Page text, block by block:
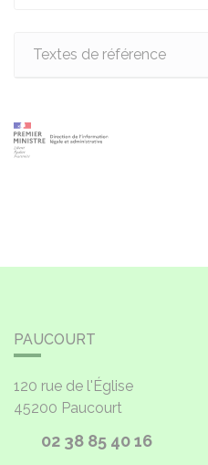
Textes de référence
PAUCOURT
120 rue de l'Église
45200 Paucourt
02 38 85 40 16